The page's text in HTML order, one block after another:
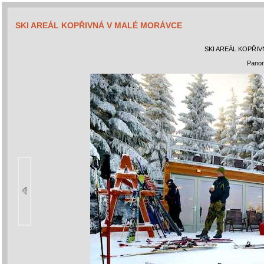
SKI AREÁL KOPŘIVNÁ V MALÉ MORÁVCE
SKI AREÁL